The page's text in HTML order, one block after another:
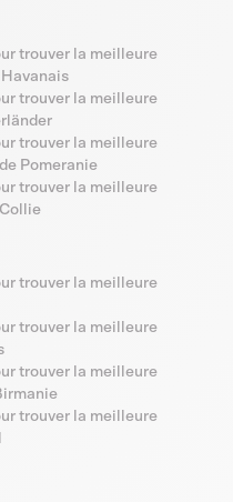
trouver la meilleure
trouver la meilleure
trouver la meilleure
Pomeranie
trouver la meilleure
trouver la meilleure
trouver la meilleure
trouver la meilleure
trouver la meilleure